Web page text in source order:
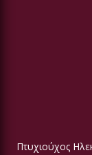
Πτυχιούχος